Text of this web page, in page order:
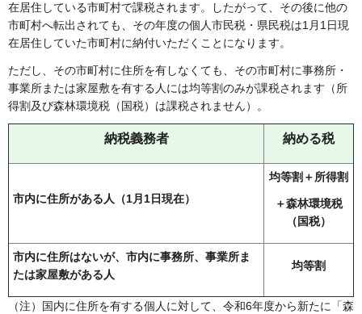
在居住している市町村で課税されます。したがって、その後に他の
市町村へ転出されても、その年度の個人市民税・県民税は1月1日現
在居住していた市町村に納付いただくことになります。
ただし、その市町村に住所を有しなくても、その市町村に事務所・
事業所または家屋敷を有する人には均等割のみが課税されます（所
得割及び森林環境税（国税）は課税されません）。
納税義務者 納める税
市内に住所がある人（1月1日現在）
均等割＋所得割
＋森林環境税
（国税）
市内に住所はないが、市内に事務所、事業所ま
たは家屋敷がある人
均等割
（注）国内に住所を有する個人に対して、令和6年度から新たに「森